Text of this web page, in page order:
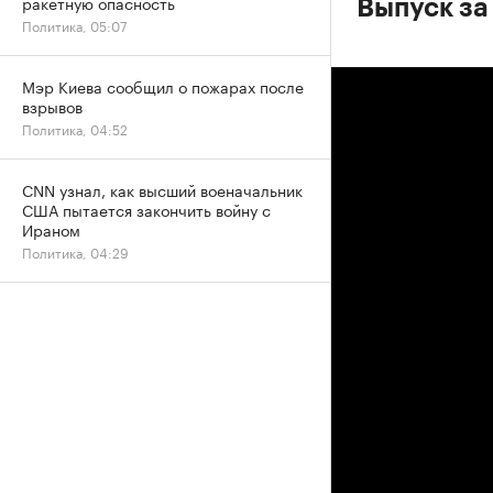
Выпуск
Политика, 05:07
Мэр Киева сообщил о пожарах после
взрывов
Политика, 04:52
CNN узнал, как высший военачальник
США пытается закончить войну с
Ираном
Политика, 04:29